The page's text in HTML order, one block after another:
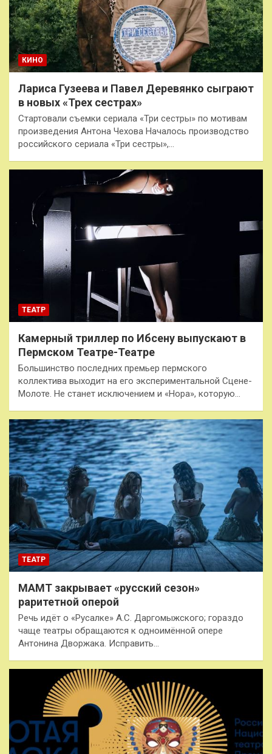
КИНО
Лариса Гузеева и Павел Деревянко сыграют
в новых «Трех сестрах»
Стартовали съемки сериала «Три сестры» по мотивам
произведения Антона Чехова Началось производство
российского сериала «Три сестры»,…
ТЕАТР
Камерный триллер по Ибсену выпускают в
Пермском Театре-Театре
Большинство последних премьер пермского
коллектива выходит на его экспериментальной Сцене-
Молоте. Не станет исключением и «Нора», которую…
ТЕАТР
МАМТ закрывает «русский сезон»
раритетной оперой
Речь идёт о «Русалке» А.С. Даргомыжского; гораздо
чаще театры обращаются к одноимённой опере
Антонина Дворжака. Исправить…